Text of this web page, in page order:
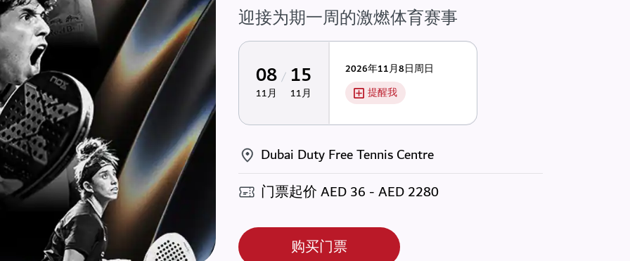
迎接为期一周的激燃体育赛事
08
11月
15
11月
2026年11月8日周日
提醒我
Dubai Duty Free Tennis Centre
门票起价AED36 - AED 2280
购买门票